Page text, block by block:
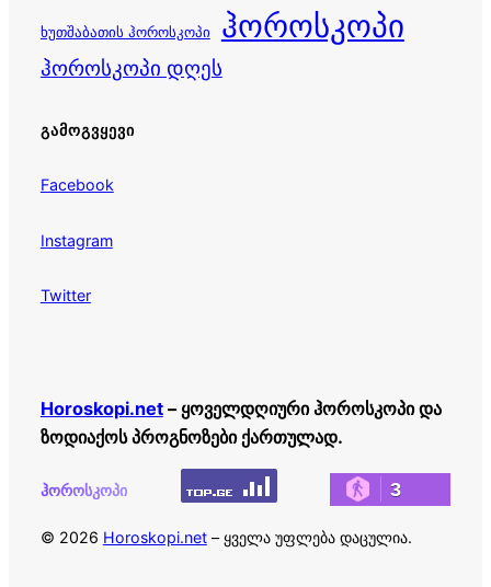
ხუთშაბათის ჰოროსკოპი ჰოროსკოპი
ჰოროსკოპი დღეს
ᲒᲐᲛᲝᲒᲕᲧᲔᲕᲘ
Facebook
Instagram
Twitter
Horoskopi.net– ყოველდღიური ჰოროსკოპი და
ზოდიაქოს პროგნოზები ქართულად.
ჰოროსკოპი 3
© 2026 Horoskopi.net– ყველა უფლება დაცულია.